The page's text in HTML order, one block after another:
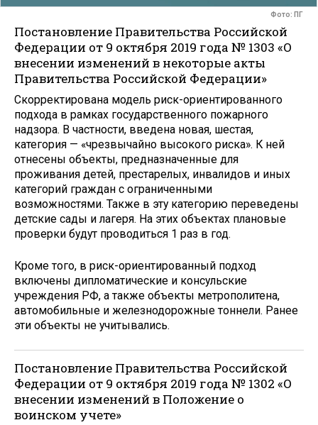
Фото: ПГ
Постановление Правительства Российской
Федерации от 9 октября 2019 года № 1303 «О
внесении изменений в некоторые акты
Правительства Российской Федерации»
Скорректирована модель риск-ориентированного
подхода в рамках государственного пожарного
надзора. В частности, введена новая, шестая,
категория — «чрезвычайно высокого риска». К ней
отнесены объекты, предназначенные для
проживания детей, престарелых, инвалидов и иных
категорий граждан с ограниченными
возможностями. Также в эту категорию переведены
детские сады и лагеря. На этих объектах плановые
проверки будут проводиться 1 раз в год.
Кроме того, в риск-ориентированный подход
включены дипломатические и консульские
учреждения РФ, а также объекты метрополитена,
автомобильные и железнодорожные тоннели. Ранее
эти объекты не учитывались.
Постановление Правительства Российской
Федерации от 9 октября 2019 года № 1302 «О
внесении изменений в Положение о
воинском учете»